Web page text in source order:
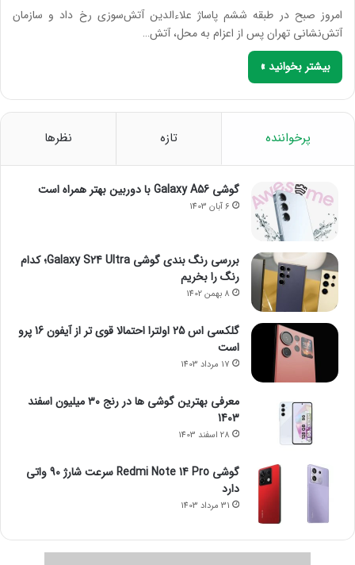
امروز صبح در طبقه ششم پاساژ علاءالدین آتش‌سوزی رخ داد و سازمان
آتش‌نشانی تهران پس از اعزام به محل، آتش…
بیشتر بخوانید »
پرخواننده تازه نظرها
گوشی Galaxy A56 با دوربین بهتر همراه است
6 آبان 1403
بررسی رنگ بندی گوشی Galaxy S24 Ultra؛ کدام
رنگ را بخریم
8 بهمن 1402
گلکسی اس 25 اولترا احتمالا قوی تر از آیفون 16 پرو
است
17 مرداد 1403
معرفی بهترین گوشی ها در رنج ۳۰ میلیون اسفند
1403
28 اسفند 1403
گوشی Redmi Note 14 Pro سرعت شارژ 90 واتی
دارد
31 مرداد 1403